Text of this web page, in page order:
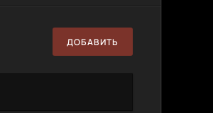
0
ДОБАВИТЬ